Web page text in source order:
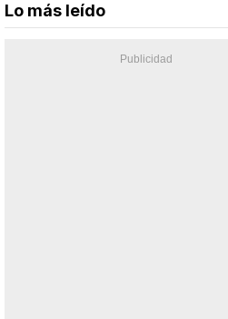
Lo más leído